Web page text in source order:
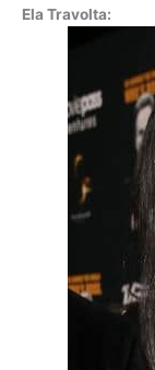
Ela Travolta: